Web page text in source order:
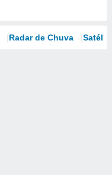
Radar de Chuva